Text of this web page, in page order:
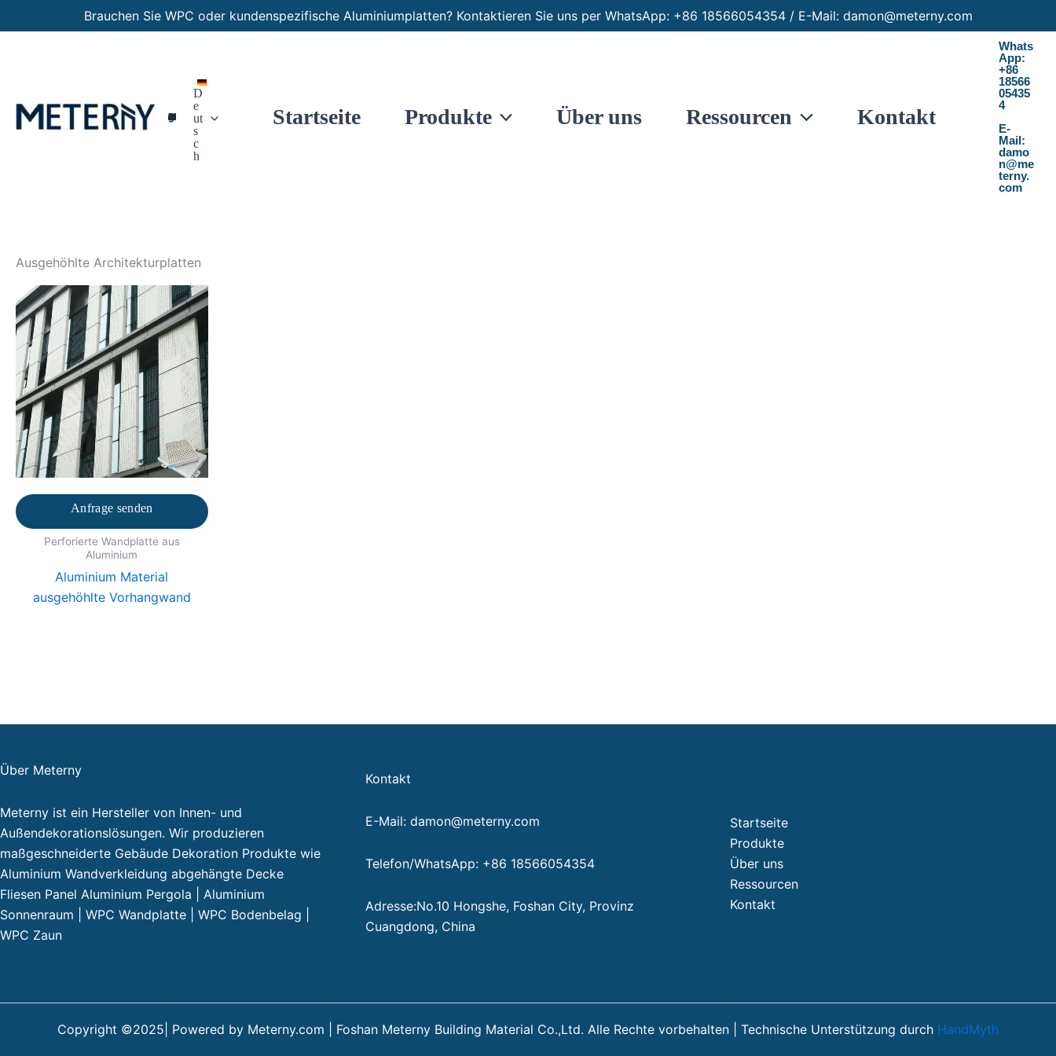
Inhalt
Brauchen Sie WPC oder kundenspezifische Aluminiumplatten? Kontaktieren Sie uns per WhatsApp: +86 18566054354 / E-Mail: damon@meterny.com
Maßgeschneiderte Paneele
D
e
ut
s
c
h
Startseite Produkte Über uns Ressourcen Kontakt
Whats
App:
+86
18566
05435
4
E-
Mail:
damo
n@me
terny.
com
Ausgehöhlte Architekturplatten
Anfrage senden
Perforierte Wandplatte aus
Aluminium
Aluminium Material
ausgehöhlte Vorhangwand
Über Meterny
Meterny ist ein Hersteller von Innen- und
Außendekorationslösungen. Wir produzieren
maßgeschneiderte Gebäude Dekoration Produkte wie
Aluminium Wandverkleidung abgehängte Decke
Fliesen Panel Aluminium Pergola | Aluminium
Sonnenraum | WPC Wandplatte | WPC Bodenbelag |
WPC Zaun
Kontakt
E-Mail: damon@meterny.com
Telefon/WhatsApp: +86 18566054354
Adresse:No.10 Hongshe, Foshan City, Provinz
Cuangdong, China
Startseite
Produkte
Über uns
Ressourcen
Kontakt
Copyright ©2025| Powered by Meterny.com | Foshan Meterny Building Material Co.,Ltd. Alle Rechte vorbehalten | Technische Unterstützung durch HandMyth